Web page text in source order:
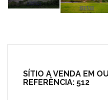
SÍTIO A VENDA EM
REFERÊNCIA: 512